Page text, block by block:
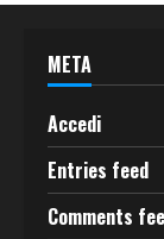
META
Accedi
Entries feed
Comments